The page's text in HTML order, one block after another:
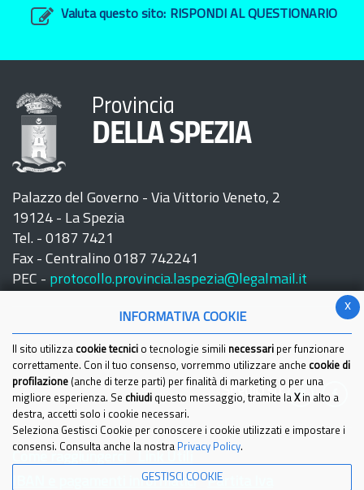
Valuta questo sito: RISPONDI AL QUESTIONARIO
Provincia
DELLA SPEZIA
Palazzo del Governo - Via Vittorio Veneto, 2
19124 - La Spezia
Tel. - 0187 7421
Fax - Centralino 0187 742241
PEC - protocollo.provincia.laspezia@legalmail.it
Seguici su:
IBAN e pagamenti informatici
Partita Iva
x
INFORMATIVA COOKIE
Il sito utilizza cookie tecnici o tecnologie simili necessari per funzionare
correttamente. Con il tuo consenso, vorremmo utilizzare anche cookie di
profilazione (anche di terze parti) per finalità di marketing o per una
migliore esperienza. Se chiudi questo messaggio, tramite la Xin alto a
destra, accetti solo i cookie necessari.
Seleziona Gestisci Cookie per conoscere i cookie utilizzati e impostare i
consensi. Consulta anche la nostra Privacy Policy.
GESTISCI COOKIE